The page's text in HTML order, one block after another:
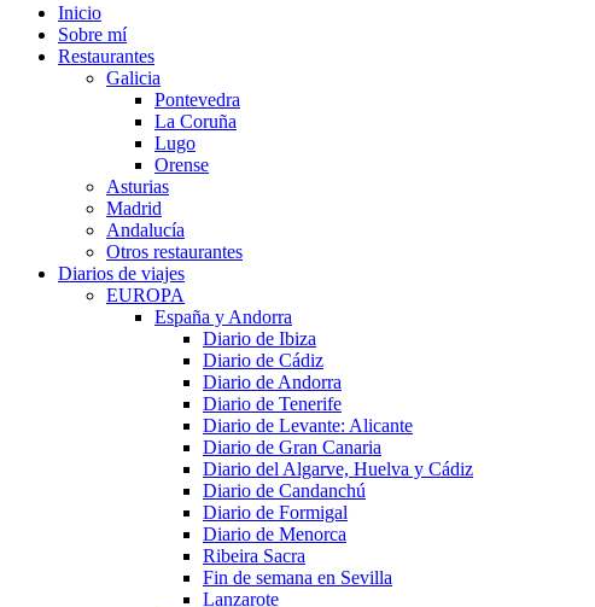
Inicio
Sobre mí
Restaurantes
Galicia
Pontevedra
La Coruña
Lugo
Orense
Asturias
Madrid
Andalucía
Otros restaurantes
Diarios de viajes
EUROPA
España y Andorra
Diario de Ibiza
Diario de Cádiz
Diario de Andorra
Diario de Tenerife
Diario de Levante: Alicante
Diario de Gran Canaria
Diario del Algarve, Huelva y Cádiz
Diario de Candanchú
Diario de Formigal
Diario de Menorca
Ribeira Sacra
Fin de semana en Sevilla
Lanzarote